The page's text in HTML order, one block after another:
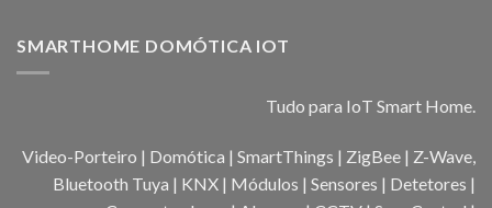
SMARTHOME DOMÓTICA IOT
Tudo para IoT Smart Home.
Video-Porteiro | Domótica | SmartThings | ZigBee | Z-Wave,
Bluetooth Tuya | KNX | Módulos | Sensores | Detetores |